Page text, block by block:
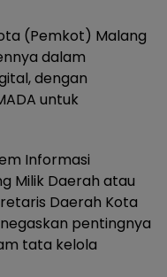
(Pemkot) Malang
dalam
dengan
untuk
Informasi
Milik Daerah atau
Daerah Kota
pentingnya
tata kelola